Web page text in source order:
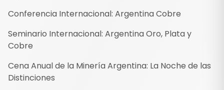
Conferencia Internacional: Argentina Cobre
Seminario Internacional: Argentina Oro, Plata y
Cobre
Cena Anual de la Minería Argentina: La Noche de las
Distinciones